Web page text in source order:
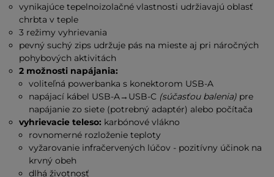
vynikajúce tepelnoizolačné vlastnosti udržiavajú oblasť
chrbta v teple
3 režimy vyhrievania
pevný suchý zips udržuje pás na mieste aj pri náročných
pohybových aktivitách
2 možnosti napájania:
voliteľná powerbanka s konektorom USB-A
napájací kábel USB-A→USB-C (súčasťou balenia) pre
napájanie zo siete (potrebný adaptér) alebo počítača
vyhrievacie teleso: karbónové vlákno
rovnomerné rozloženie teploty
vyžarovanie infračervených lúčov - pozitívny účinok na
krvný obeh
dlhá životnosť